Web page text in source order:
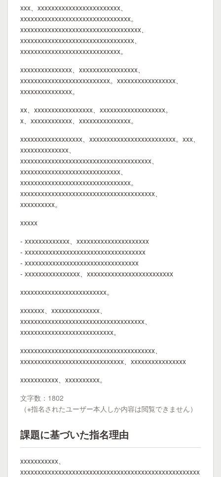
xxx、xxxxxxxxxxxxxxxxxxxxxxxx、
xxxxxxxxxxxxxxxxxxxxxxxxxxxxxxxx。
xxxxxxxxxxxxxxxxxxxxxxxxxxxxxxxxxxx、
xxxxxxxxxxxxxxxxxxxxxxxxxxxxxxxxx、
xxxxxxxxxxxxxxxxxxxxxxxxxxxxx。
xxxxxxxxxxxxxxx、xxxxxxxxxxxxxxxxx、
xxxxxxxxxxxxxxxxxxxxxxxxxx。xxxxxxxxxxxxxxxxx、
xxxxxxxxxxxxxxx。
xx、xxxxxxxxxxxxxxxxx、xxxxxxxxxxxxxxxxxxx。
x、xxxxxxxxxxxx、xxxxxxxxxxxxxxx。
xxxxxxxxxxxxxxxxxx、xxxxxxxxxxxxxxxxxxxxxxxxx。xxx、
xxxxxxxxxxxxxx、
xxxxxxxxxxxxxxxxxxxxxxxxxxxxxxxxxxxxxx、
xxxxxxxxxxxxxxxxxxxxxxxxxxxxx、
xxxxxxxxxxxxxxxxxxxxxxxxxxxxxxxx。
xxxxxxxxxxxxxxxxxxxxxxxxxxxxxxxxxxxxxxx、
xxxxxxxxxx。
xxxxx
- xxxxxxxxxxxxx、xxxxxxxxxxxxxxxxxxxxx
- xxxxxxxxxxxxxxxxxxxxxxxxxxxxxxxxxxx
- xxxxxxxxxxxxxxxxxxxxxxxxxxxxxxxxx
- xxxxxxxxxxxxxxxx、xxxxxxxxxxxxxxxxxxxxxxxxx
xxxxxxxxxxxxxxxxxxxxxxxxx。
xxxxxxx、xxxxxxxxxxxxxx、
xxxxxxxxxxxxxxxxxxxxxxxxxxxxxxxxxxxx、
xxxxxxxxxxxxxxxxxxxxxxxxxxx。
xxxxxxxxxxxxxxxxxxxxxxxxxxxxxxxxxxxxxxx、
xxxxxxxxxxxxxxxxxxxxxxxxxxxxxx、xxxxxxxxxxxxxxxx
xxxxxxxxxxx、xxxxxxxxxx。
文字数：1802
（※指名されたユーザー本人しか内容は閲覧できません）
課題に基づいた指名理由
xxxxxxxxxxx、
xxxxxxxxxxxxxxxxxxxxxxxxxxxxxxxxxxxxxxxxxxxxxxxxxxxx